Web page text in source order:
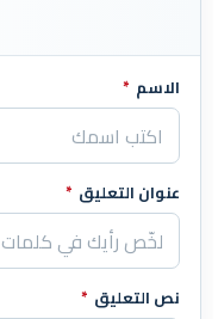
اترك هذا الحقل فارغاً
الاسم *
عنوان التعليق *
نص التعليق *